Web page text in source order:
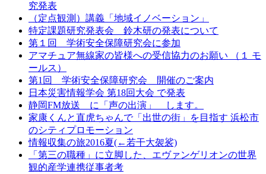
究発表
（定点観測）講義「地域イノベーション」
特定課題研究発表会 鈴木研の発表について
第１回 学術安全保障研究会に参加
アマチュア無線家の皆様への受信協力のお願い （１ モ
ールス）
第1回 学術安全保障研究会 開催のご案内
日本災害情報学会 第18回大会 で発表
静岡FM放送 に「声の出演」 します。
家康くんと直虎ちゃんで「出世の街」を目指す 浜松市
のシティプロモーション
情報収集の旅2016夏(←若干大袈裟)
「第三の職種」に立脚した、エヴァンゲリオンの世界
観的産学連携従事者考